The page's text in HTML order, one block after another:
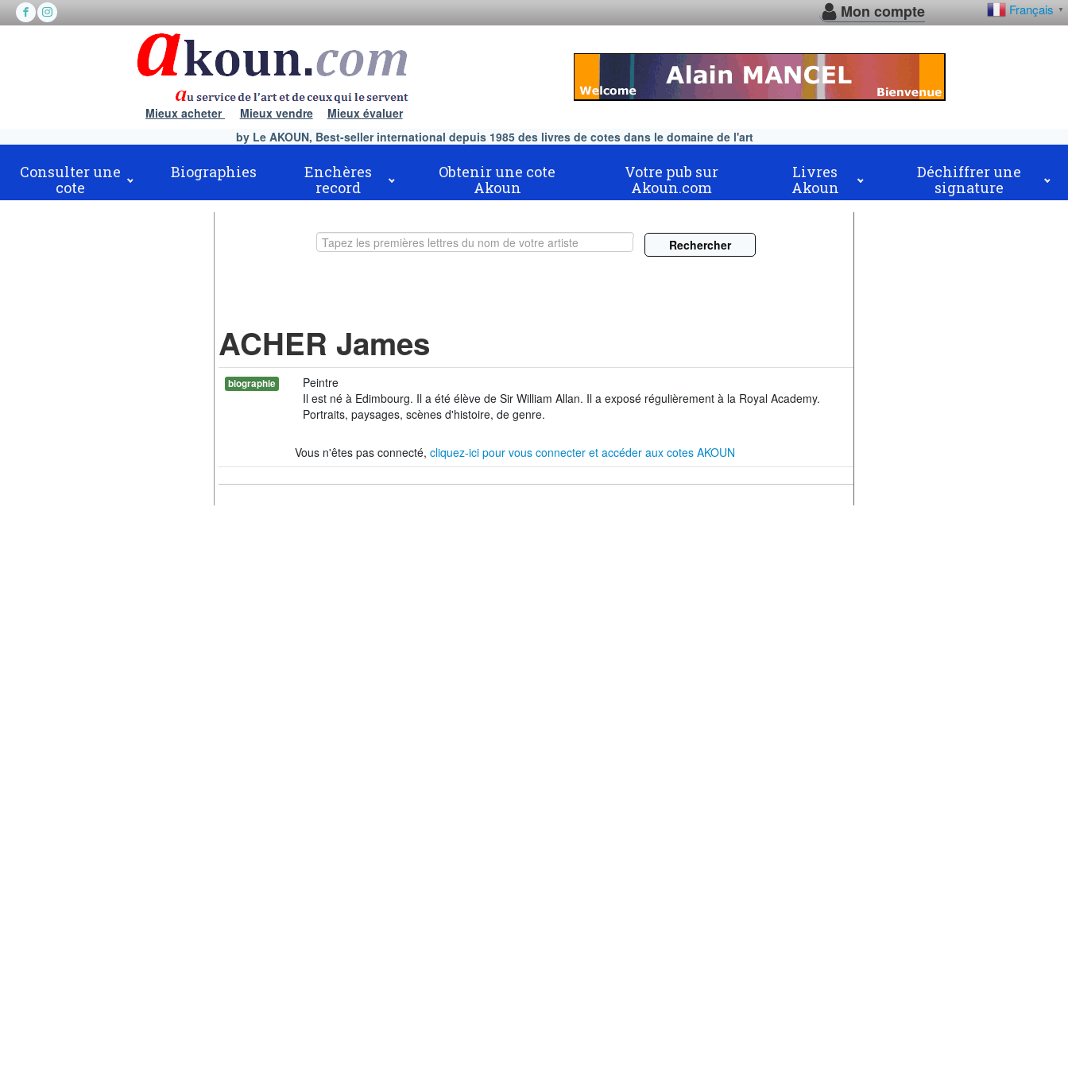
Français ▼
Mon compte
Mieux acheter Mieux vendre
Mieux évaluer
by Le AKOUN, Best-seller international depuis 1985 des livres de cotes dans le domaine de l'art
Consulter une
cote
Biographies
Enchères
record
Obtenir une cote
Akoun
Votre pub sur
Akoun.com
Livres
Akoun
Déchiffrer une
signature
ACHER James
biographie
Peintre
Il est né à Edimbourg. Il a été élève de Sir William Allan. Il a exposé régulièrement à la Royal Academy.
Portraits, paysages, scènes d'histoire, de genre.
Vous n'êtes pas connecté, cliquez-ici pour vous connecter et accéder aux cotes AKOUN